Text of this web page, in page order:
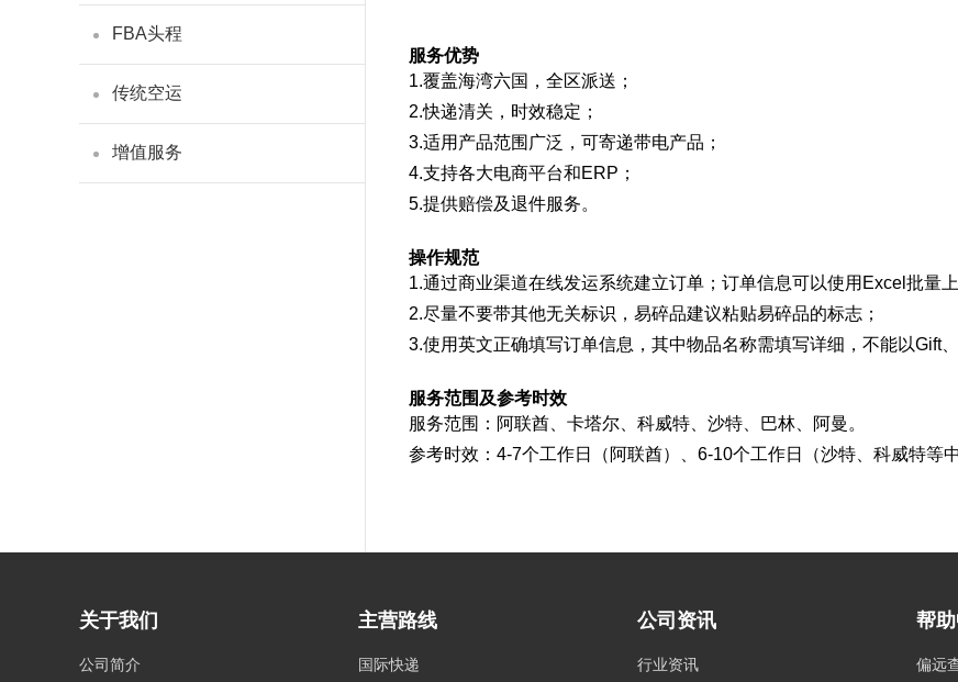
FBA头程
传统空运
增值服务
服务优势
1.覆盖海湾六国，全区派送；
2.快递清关，时效稳定；
3.适用产品范围广泛，可寄递带电产品；
4.支持各大电商平台和ERP；
5.提供赔偿及退件服务。
操作规范
1.通过商业渠道在线发运系统建立订单；订单信息可以使用Excel批量
2.尽量不要带其他无关标识，易碎品建议粘贴易碎品的标志；
3.使用英文正确填写订单信息，其中物品名称需填写详细，不能以Gift
服务范围及参考时效
服务范围：阿联酋、卡塔尔、科威特、沙特、巴林、阿曼。
参考时效：4-7个工作日（阿联酋）、6-10个工作日（沙特、科威特等
关于我们
公司简介
主营路线
国际快递
公司资讯
行业资讯
帮
偏远